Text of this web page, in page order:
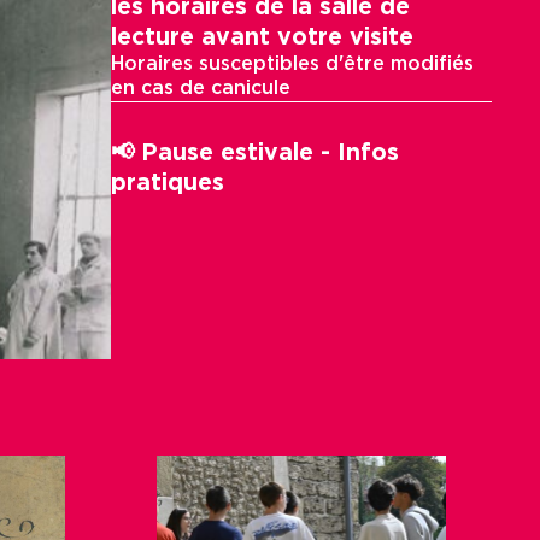
les horaires de la salle de
lecture avant votre visite
Horaires susceptibles d'être modifiés
en cas de canicule
📢 Pause estivale - Infos
pratiques